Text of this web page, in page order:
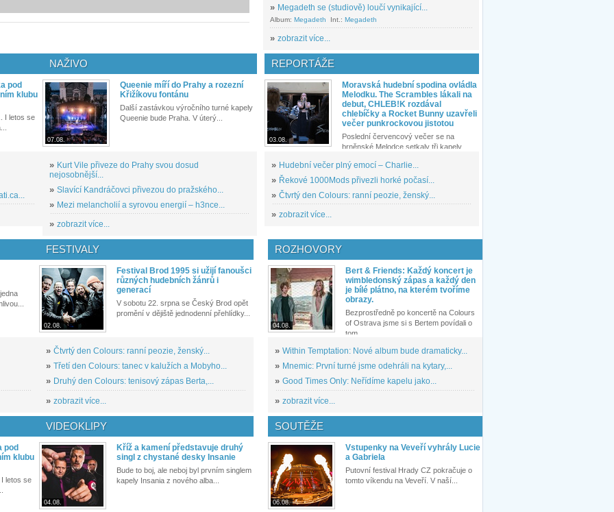
» Megadeth se (studiově) loučí vynikající...
Album: Megadeth Int.: Megadeth
» zobrazit více...
pod
klubu
I letos se
NAŽIVO
07.08.
Queenie míří do Prahy a rozezní
Křižíkovu fontánu
Další zastávkou výročního turné kapely
Queenie bude Praha. V úterý...
» Kurt Vile přiveze do Prahy svou dosud
nejosobnější...
» Slavící Kandráčovci přivezou do pražského...
» Mezi melancholií a syrovou energií – h3nce...
» zobrazit více...
REPORTÁŽE
03.08.
Moravská hudební spodina ovládla
Melodku. The Scrambles lákali na
debut, CHLEB!K rozdával
chlebíčky a Rocket Bunny uzavřeli
večer punkrockovou jistotou
Poslední červencový večer se na
brněnské Melodce setkaly tři kapely...
» Hudební večer plný emocí – Charlie...
» Řekové 1000Mods přivezli horké počasí...
» Čtvrtý den Colours: ranní peozie, ženský...
» zobrazit více...
FESTIVALY
02.08.
Festival Brod 1995 si užijí fanoušci
různých hudebních žánrů i
generací
V sobotu 22. srpna se Český Brod opět
promění v dějiště jednodenní přehlídky...
» Čtvrtý den Colours: ranní peozie, ženský...
» Třetí den Colours: tanec v kalužích a Mobyho...
» Druhý den Colours: tenisový zápas Berta,...
» zobrazit více...
ROZHOVORY
04.08.
Bert & Friends: Každý koncert je
wimbledonský zápas a každý den
je bílé plátno, na kterém tvoříme
obrazy.
Bezprostředně po koncertě na Colours
of Ostrava jsme si s Bertem povídali o
tom,...
» Within Temptation: Nové album bude dramaticky...
» Mnemic: První turné jsme odehráli na kytary,...
» Good Times Only: Neřídíme kapelu jako...
» zobrazit více...
pod
klubu
letos se
VIDEOKLIPY
04.08.
Kříž a kamení představuje druhý
singl z chystané desky Insanie
Bude to boj, ale neboj byl prvním singlem
kapely Insania z nového alba...
SOUTĚŽE
06.08.
Vstupenky na Veveří vyhrály Lucie
a Gabriela
Putovní festival Hrady CZ pokračuje o
tomto víkendu na Veveří. V naší...